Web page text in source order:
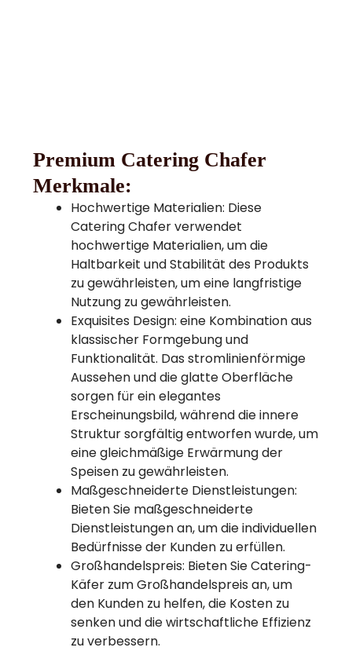
Premium Catering Chafer
Merkmale:
Hochwertige Materialien: Diese
Catering Chafer verwendet
hochwertige Materialien, um die
Haltbarkeit und Stabilität des Produkts
zu gewährleisten, um eine langfristige
Nutzung zu gewährleisten.
Exquisites Design: eine Kombination aus
klassischer Formgebung und
Funktionalität. Das stromlinienförmige
Aussehen und die glatte Oberfläche
sorgen für ein elegantes
Erscheinungsbild, während die innere
Struktur sorgfältig entworfen wurde, um
eine gleichmäßige Erwärmung der
Speisen zu gewährleisten.
Maßgeschneiderte Dienstleistungen:
Bieten Sie maßgeschneiderte
Dienstleistungen an, um die individuellen
Bedürfnisse der Kunden zu erfüllen.
Großhandelspreis: Bieten Sie Catering-
Käfer zum Großhandelspreis an, um
den Kunden zu helfen, die Kosten zu
senken und die wirtschaftliche Effizienz
zu verbessern.